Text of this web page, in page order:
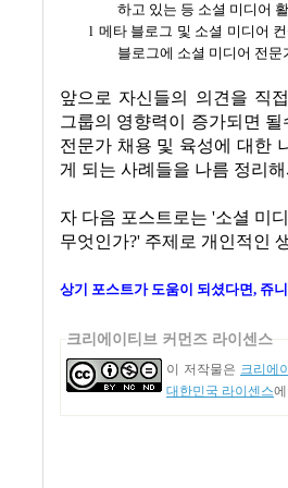
하고 있는 등 소셜 미디어
l 메타 블로그 및 소셜 미디어
블로그에 소셜 미디어 전문
앞으로 자신들의 의견을 직
그룹의 영향력이 증가되면
전문가 채용 및 육성에 대한
게 되는 사례들을 나름 정리
자 다음 포스트로는 '소셜 미
무엇인가?' 주제로 개인적인
상기 포스트가 도움이 되셨다면, 쥬
크리에이티브 커먼즈 라이센스
이 저작물은 크리에
대한민국 라이센스